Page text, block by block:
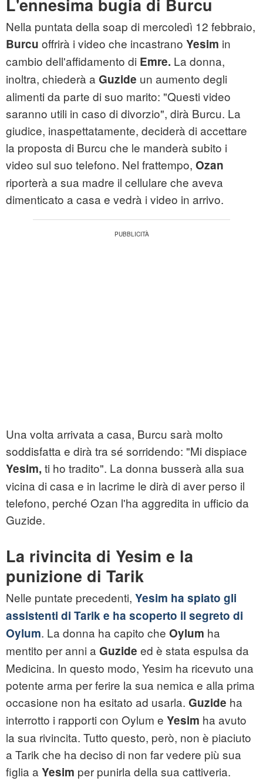
L'ennesima bugia di Burcu
Nella puntata della soap di mercoledì 12 febbraio,
Burcu offrirà i video che incastrano Yesim in
cambio dell'affidamento di Emre. La donna,
inoltra, chiederà a Guzide un aumento degli
alimenti da parte di suo marito: "Questi video
saranno utili in caso di divorzio", dirà Burcu. La
giudice, inaspettatamente, deciderà di accettare
la proposta di Burcu che le manderà subito i
video sul suo telefono. Nel frattempo, Ozan
riporterà a sua madre il cellulare che aveva
dimenticato a casa e vedrà i video in arrivo.
Una volta arrivata a casa, Burcu sarà molto
soddisfatta e dirà tra sé sorridendo: "Mi dispiace
Yesim, ti ho tradito". La donna busserà alla sua
vicina di casa e in lacrime le dirà di aver perso il
telefono, perché Ozan l'ha aggredita in ufficio da
Guzide.
La rivincita di Yesim e la
punizione di Tarik
Nelle puntate precedenti, Yesim ha spiato gli
assistenti di Tarik e ha scoperto il segreto di
Oylum. La donna ha capito che Oylum ha
mentito per anni a Guzide ed è stata espulsa da
Medicina. In questo modo, Yesim ha ricevuto una
potente arma per ferire la sua nemica e alla prima
occasione non ha esitato ad usarla. Guzide ha
interrotto i rapporti con Oylum e Yesim ha avuto
la sua rivincita. Tutto questo, però, non è piaciuto
a Tarik che ha deciso di non far vedere più sua
figlia a Yesim per punirla della sua cattiveria.